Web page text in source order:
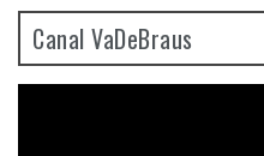
Canal VaDeBraus